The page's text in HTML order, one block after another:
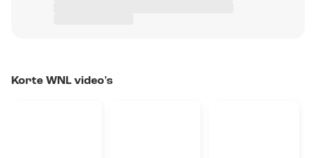
Korte WNL video's